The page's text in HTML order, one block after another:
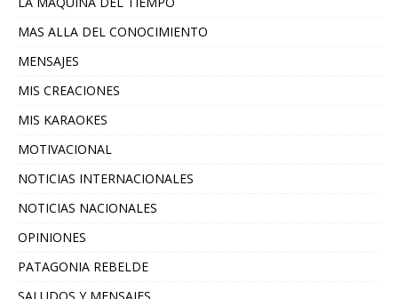
MAS ALLA DEL CONOCIMIENTO
MENSAJES
MIS CREACIONES
MIS KARAOKES
MOTIVACIONAL
NOTICIAS INTERNACIONALES
NOTICIAS NACIONALES
OPINIONES
PATAGONIA REBELDE
SALUDOS Y MENSAJES